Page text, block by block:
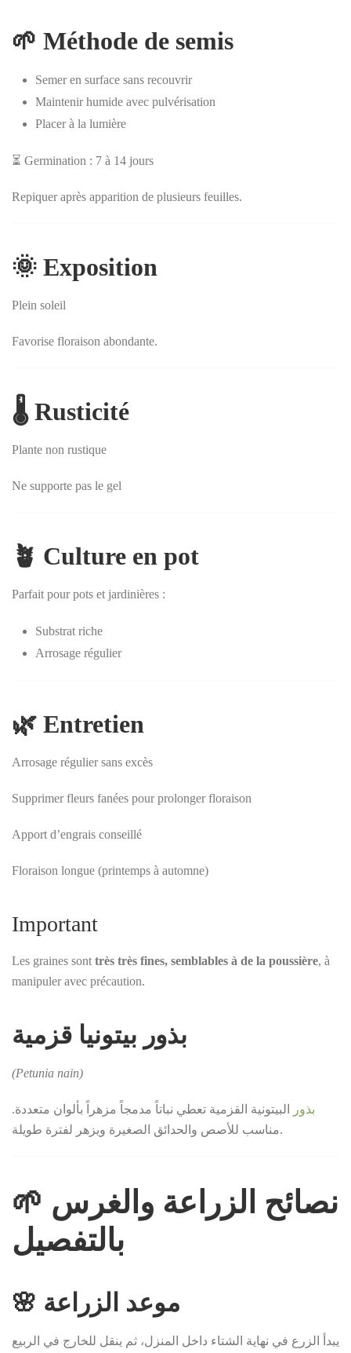
🌱 Méthode de semis
Semer en surface sans recouvrir
Maintenir humide avec pulvérisation
Placer à la lumière
⏳ Germination : 7 à 14 jours
Repiquer après apparition de plusieurs feuilles.
🌞 Exposition
Plein soleil
Favorise floraison abondante.
🌡️ Rusticité
Plante non rustique
Ne supporte pas le gel
🪴 Culture en pot
Parfait pour pots et jardinières :
Substrat riche
Arrosage régulier
🌿 Entretien
Arrosage régulier sans excès
Supprimer fleurs fanées pour prolonger floraison
Apport d’engrais conseillé
Floraison longue (printemps à automne)
Important
Les graines sont très très fines, semblables à de la poussière, à
manipuler avec précaution.
بذور بيتونيا قزمية
(Petunia nain)
بذور
البيتونية القزمية تعطي نباتاً مدمجاً مزهراً بألوان متعددة.
مناسب للأصص والحدائق الصغيرة ويزهر لفترة طويلة.
🌱 نصائح الزراعة والغرس
بالتفصيل
🌸 موعد الزراعة
يبدأ الزرع في نهاية الشتاء داخل المنزل، ثم ينقل للخارج في الربيع